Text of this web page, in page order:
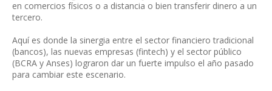
en comercios físicos o a distancia o bien transferir dinero a un
tercero.
Aquí es donde la sinergia entre el sector financiero tradicional
(bancos), las nuevas empresas (fintech) y el sector público
(BCRA y Anses) lograron dar un fuerte impulso el año pasado
para cambiar este escenario.